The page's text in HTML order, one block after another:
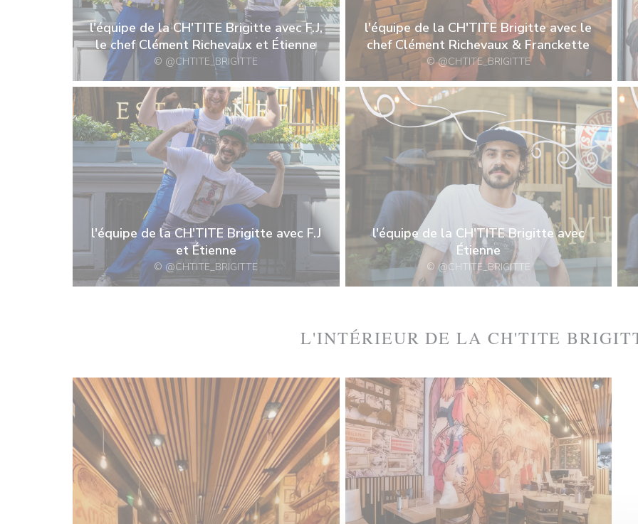
l'équipe de la CH'TITE Brigitte avec F.J,
le chef Clément Richevaux et Étienne
© @CHTITE_BRIGITTE
l'équipe de la CH'TITE Brigitte avec le
chef Clément Richevaux & Franckette
© @CHTITE_BRIGITTE
l'équipe de la CH'TITE Brigitte avec F.J
et Étienne
© @CHTITE_BRIGITTE
l'équipe de la CH'TITE Brigitte avec
Étienne
© @CHTITE_BRIGITTE
L'INTÉRIEUR DE LA CH'TITE